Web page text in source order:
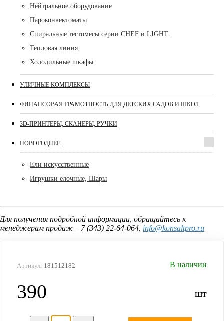
Нейтральное оборудование
Пароконвектоматы
Спиральные тестомесы серии CHEF и LIGHT
Тепловая линия
Холодильные шкафы
УЛИЧНЫЕ КОМПЛЕКСЫ
ФИНАНСОВАЯ ГРАМОТНОСТЬ ДЛЯ ДЕТСКИХ САДОВ И ШКОЛ
3D-ПРИНТЕРЫ, СКАНЕРЫ, РУЧКИ
НОВОГОДНЕЕ
Ели искусственные
Игрушки елочные, Шары
Для получения подробной информации, обращайтесь к
менеджерам продаж +7 (343) 22-64-064, info@konsaltpro.ru
Артикул: 181512182 В наличии
390 шт